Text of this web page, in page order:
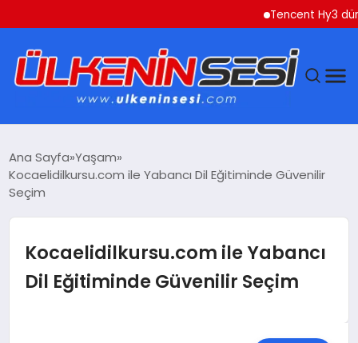
Tencent Hy3 dünya
EKONOMI
Ana Sayfa Yaşam
Kocaelidilkursu.com ile Yabancı Dil Eğitiminde Güvenilir
Seçim
Kocaelidilkursu.com ile Yabancı
Dil Eğitiminde Güvenilir Seçim